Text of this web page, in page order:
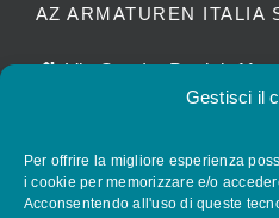
Gestisci il
Per offrire la migliore esperienza
i cookie per memorizzare e/o
Acconsentendo all'uso di queste
AZ ARMATUREN ITALIA
Via Sandro Pertini, 11
I-28010 CALTIGNAGA
+39 (0) 321 652028